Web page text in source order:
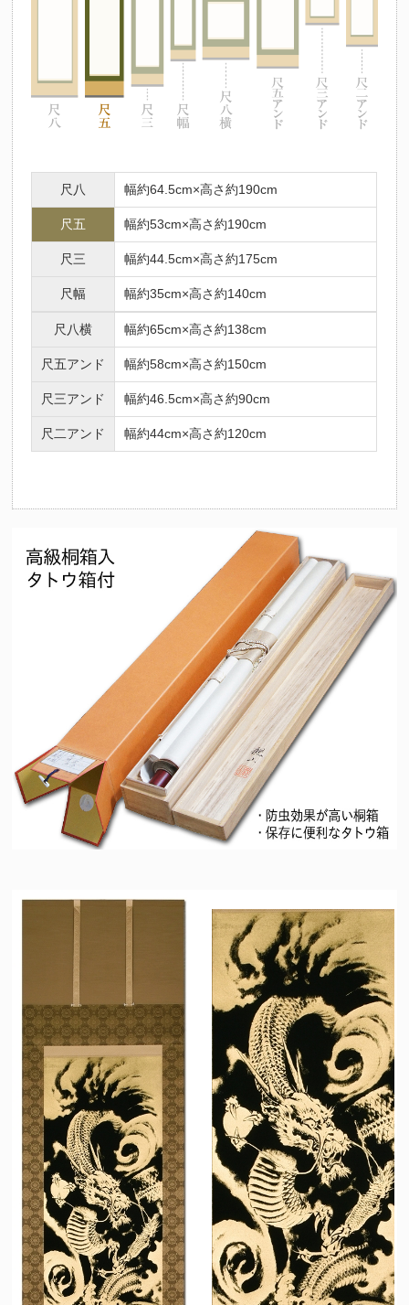
尺八 幅約64.5cm×高さ約190cm
尺五 幅約53cm×高さ約190cm
尺三 幅約44.5cm×高さ約175cm
尺幅 幅約35cm×高さ約140cm
尺八横 幅約65cm×高さ約138cm
尺五アンド 幅約58cm×高さ約150cm
尺三アンド 幅約46.5cm×高さ約90cm
尺二アンド 幅約44cm×高さ約120cm